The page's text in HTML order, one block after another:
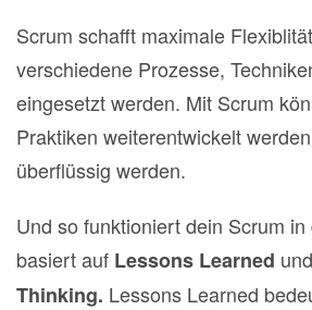
Scrum schafft maximale
verschiedene Prozesse,
eingesetzt werden. Mit Scrum
Praktiken weiterentwickelt
überflüssig werden.
Und so funktioniert dein Scrum
basiert auf Lessons Learned und
Thinking. Lessons Learned